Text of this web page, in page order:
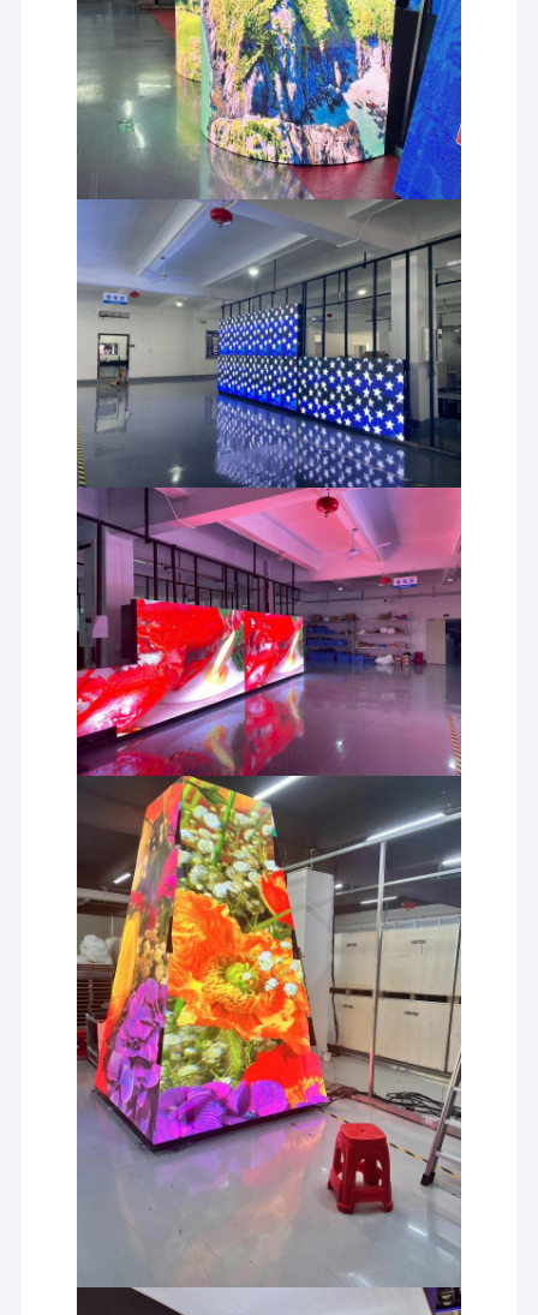
Affichage à LED extérieur
Mur vidéo intérieur
Affichage LED transparent
Affichage à LED de location d'étape
Affichage à LED flexible
Affichage à LED d'affiche
Affichage LED à pôle
affichage LED au sol
Notre équipe
Équipement SMT
Le test de
vieillissement
Région matérielle